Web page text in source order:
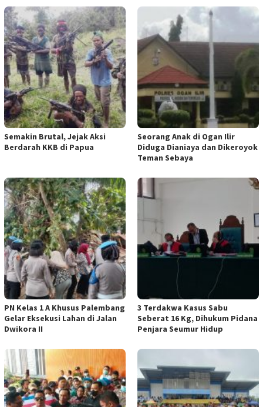
Semakin Brutal, Jejak Aksi
Berdarah KKB di Papua
Seorang Anak di Ogan Ilir
Diduga Dianiaya dan Dikeroyok
Teman Sebaya
PN Kelas 1 A Khusus Palembang
Gelar Eksekusi Lahan di Jalan
Dwikora II
3 Terdakwa Kasus Sabu
Seberat 16 Kg, Dihukum Pidana
Penjara Seumur Hidup